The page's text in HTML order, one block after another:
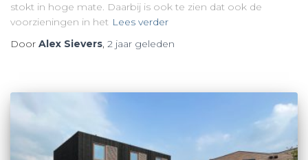
stokt in hoge mate. Daarbij is ook te zien dat ook de
voorzieningen in het Lees verder
Door Alex Sievers, 2 jaar geleden